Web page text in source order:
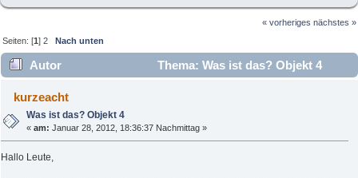
« vorheriges nächstes »
Seiten: [1]2 Nach unten
Autor
Thema: Was ist das? Objekt 4
(Gelesen 6645 mal)
kurzeacht
Was ist das? Objekt 4
«am: Januar 28, 2012, 18:36:37 Nachmittag »
Hallo Leute,